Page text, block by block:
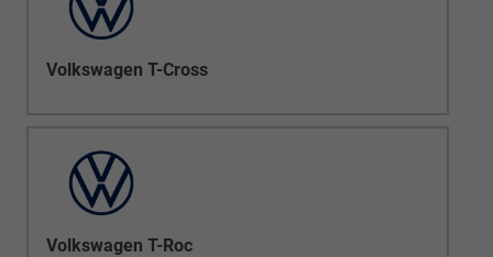
Volkswagen T-Cross
Volkswagen T-Roc